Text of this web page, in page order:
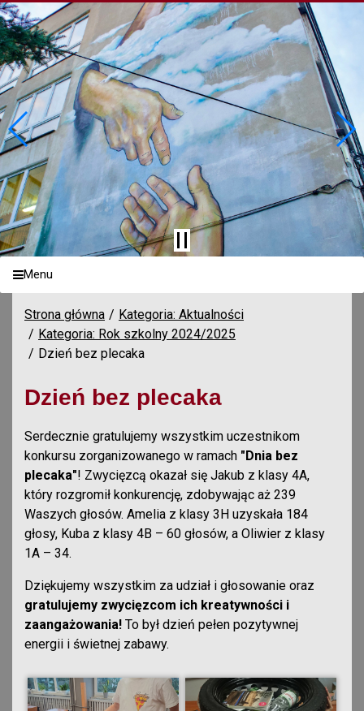
Menu
Strona główna
Kategoria: Aktualności
Kategoria: Rok szkolny 2024/2025
Dzień bez plecaka
Dzień bez plecaka
Serdecznie gratulujemy wszystkim uczestnikom
konkursu zorganizowanego w ramach "Dnia bez
plecaka"! Zwycięzcą okazał się Jakub z klasy 4A,
który rozgromił konkurencję, zdobywając aż 239
Waszych głosów. Amelia z klasy 3H uzyskała 184
głosy, Kuba z klasy 4B – 60 głosów, a Oliwier z klasy
1A – 34.
Dziękujemy wszystkim za udział i głosowanie oraz
gratulujemy zwycięzcom ich kreatywności i
zaangażowania! To był dzień pełen pozytywnej
energii i świetnej zabawy.